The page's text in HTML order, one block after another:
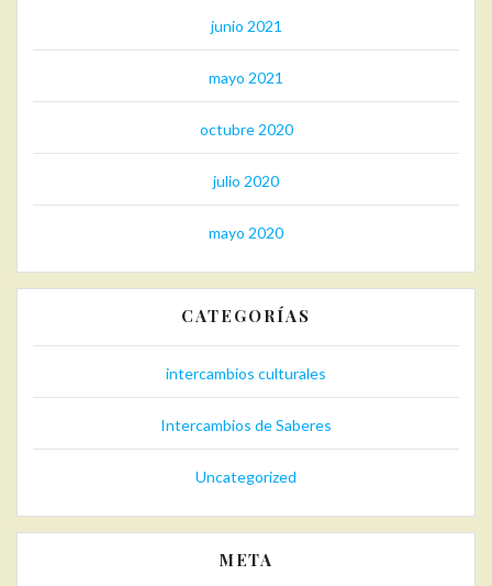
junio 2021
mayo 2021
octubre 2020
julio 2020
mayo 2020
CATEGORÍAS
intercambios culturales
Intercambios de Saberes
Uncategorized
META